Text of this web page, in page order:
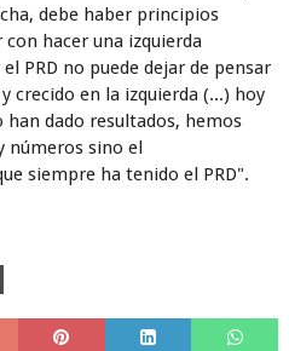
debe haber principios
hacer una izquierda
PRD no puede dejar de pensar
crecido en la izquierda (...) hoy
han dado resultados, hemos
números sino el
siempre ha tenido el PRD".